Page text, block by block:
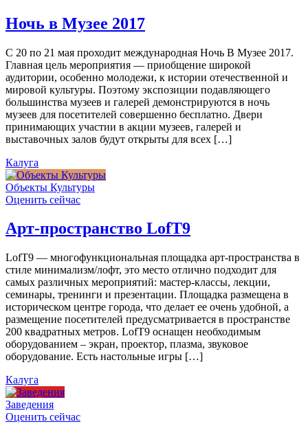
Ночь в Музее 2017
С 20 по 21 мая проходит международная Ночь В Музее 2017.
Главная цель мероприятия — приобщение широкой
аудитории, особенно молодежи, к истории отечественной и
мировой культуры. Поэтому экспозиции подавляющего
большинства музеев и галерей демонстрируются в ночь
музеев для посетителей совершенно бесплатно. Двери
принимающих участии в акции музеев, галерей и
выставочных залов будут открыты для всех […]
Калуга
Объекты Культуры
Оценить сейчас
Арт-пространство LofT9
LofT9 — многофункциональная площадка арт-пространства в
стиле минимализм/лофт, это место отлично подходит для
самых различных мероприятий: мастер-классы, лекции,
семинары, тренинги и презентации. Площадка размещена в
историческом центре города, что делает ее очень удобной, а
размещение посетителей предусматривается в пространстве
200 квадратных метров. LofT9 оснащен необходимым
оборудованием – экран, проектор, плазма, звуковое
оборудование. Есть настольные игры […]
Калуга
Заведения
Оценить сейчас